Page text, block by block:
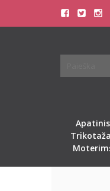
Apatinis
PREKIŲ
Naujiena